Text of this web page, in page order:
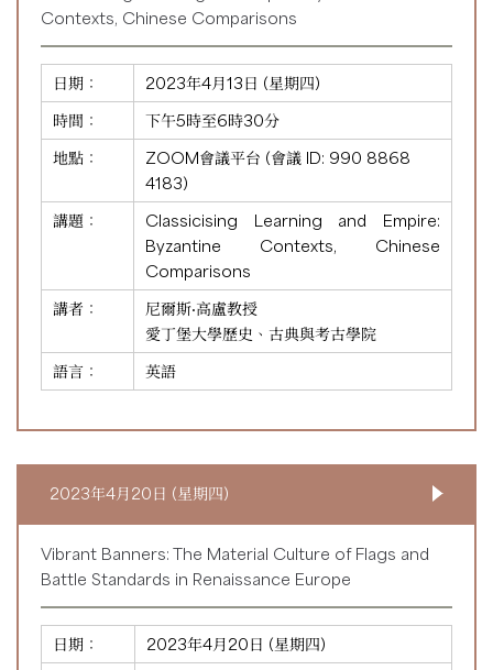
Contexts, Chinese Comparisons
日期：
2023年4月13日 (星期四)
時間：
下午5時至6時30分
地點：
ZOOM會議平台 (會議 ID: 990 8868
4183)
講題：
Classicising Learning and Empire:
Byzantine Contexts, Chinese
Comparisons
講者：
尼爾斯·高盧教授
愛丁堡大學歷史、古典與考古學院
語言：
英語
2023年4月20日 (星期四)
Vibrant Banners: The Material Culture of Flags and
Battle Standards in Renaissance Europe
日期：
2023年4月20日 (星期四)